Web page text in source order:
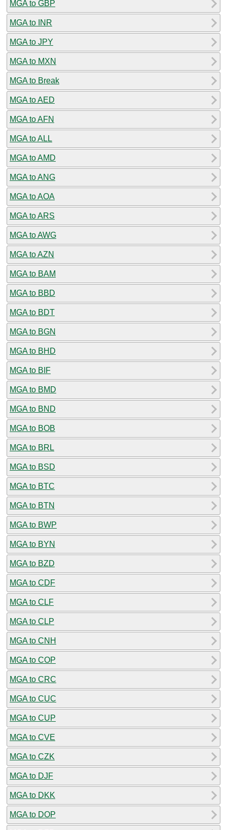
MGA to GBP
MGA to INR
MGA to JPY
MGA to MXN
MGA to Break
MGA to AED
MGA to AFN
MGA to ALL
MGA to AMD
MGA to ANG
MGA to AOA
MGA to ARS
MGA to AWG
MGA to AZN
MGA to BAM
MGA to BBD
MGA to BDT
MGA to BGN
MGA to BHD
MGA to BIF
MGA to BMD
MGA to BND
MGA to BOB
MGA to BRL
MGA to BSD
MGA to BTC
MGA to BTN
MGA to BWP
MGA to BYN
MGA to BZD
MGA to CDF
MGA to CLF
MGA to CLP
MGA to CNH
MGA to COP
MGA to CRC
MGA to CUC
MGA to CUP
MGA to CVE
MGA to CZK
MGA to DJF
MGA to DKK
MGA to DOP